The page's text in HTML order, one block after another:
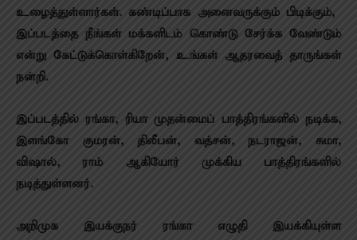
உழைத்துள்ளார்கள். கண்டிப்பாக அனைவருக்கும் பிடிக்கும்,
இப்படத்தை நீங்கள் மக்களிடம் கொண்டு சேர்க்க வேண்டும்
என்று கேட்டுக்கொள்கிறேன், உங்கள் ஆதரவைத் தாருங்கள்
நன்றி.
இப்படத்தில் ரங்கா, ரியா முதன்மைப் பாத்திரங்களில் நடிக்க,
இளங்கோ குமரன், திலீபன், வத்சன், நடராஜன், சுமா,
விஷால், ராம் ஆகியோர் முக்கிய பாத்திரங்களில்
நடித்துள்ளனர்.
அறிமுக இயக்குநர் ரங்கா எழுதி இயக்கியுள்ள